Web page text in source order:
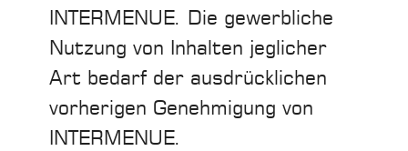
INTERMENUE. Die gewerbliche
Nutzung von Inhalten jeglicher
Art bedarf der ausdrücklichen
vorherigen Genehmigung von
INTERMENUE.